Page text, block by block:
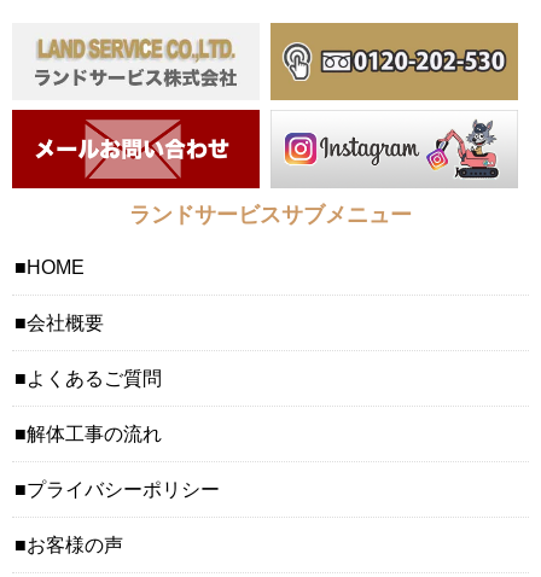
ランドサービスサブメニュー
HOME
会社概要
よくあるご質問
解体工事の流れ
プライバシーポリシー
お客様の声